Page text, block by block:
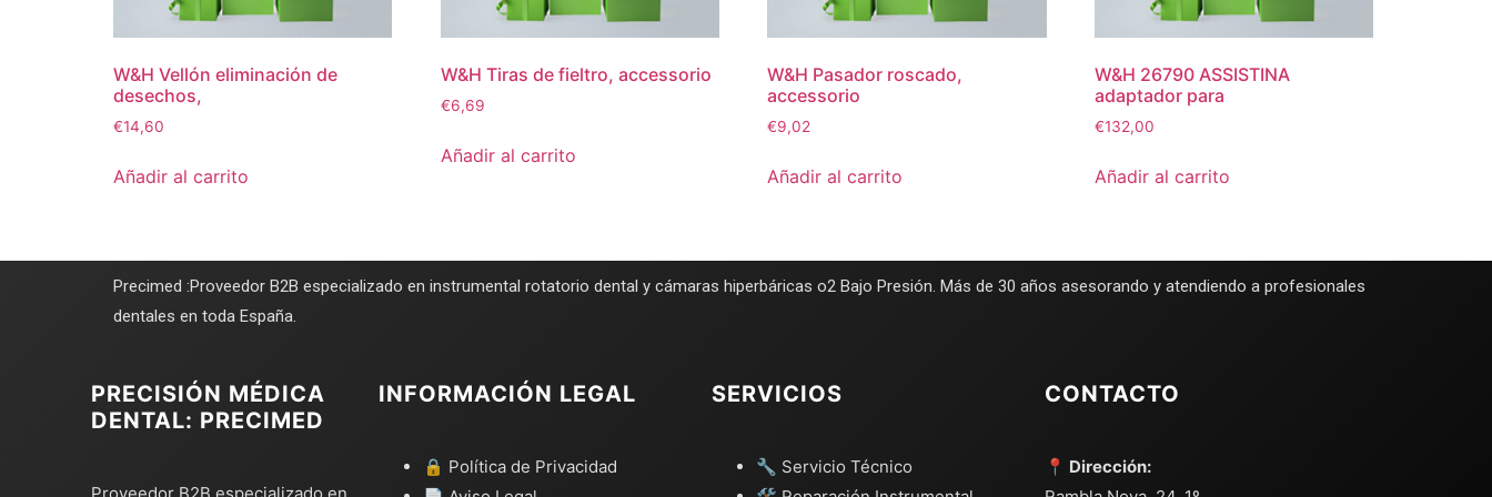
W&H Vellón eliminación de
desechos,
€14,60
Añadir al carrito
W&H Tiras de fieltro, accessorio
€6,69
Añadir al carrito
W&H Pasador roscado,
accessorio
€9,02
Añadir al carrito
W&H 26790 ASSISTINA
adaptador para
€132,00
Añadir al carrito
Precimed :Proveedor B2B especializado en instrumental rotatorio dental y cámaras hiperbáricas o2 Bajo Presión. Más de 30 años asesorando y atendiendo a profesionales
dentales en toda España.
PRECISIÓN MÉDICA
DENTAL: PRECIMED
INFORMACIÓN LEGAL
🔒 Política de Privacidad
SERVICIOS
🔧 Servicio Técnico
CONTACTO
📍 Dirección: